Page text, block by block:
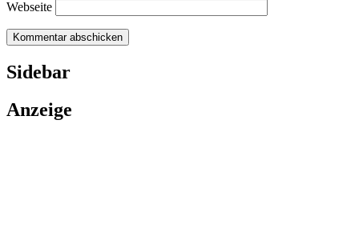
Webseite
Sidebar
Anzeige